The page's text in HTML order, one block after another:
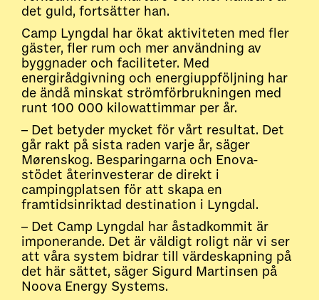
det guld, fortsätter han.
Camp Lyngdal har ökat aktiviteten med fler
gäster, fler rum och mer användning av
byggnader och faciliteter. Med
energirådgivning och energiuppföljning har
de ändå minskat strömförbrukningen med
runt 100 000 kilowattimmar per år.
– Det betyder mycket för vårt resultat. Det
går rakt på sista raden varje år, säger
Mørenskog. Besparingarna och Enova-
stödet återinvesterar de direkt i
campingplatsen för att skapa en
framtidsinriktad destination i Lyngdal.
– Det Camp Lyngdal har åstadkommit är
imponerande. Det är väldigt roligt när vi ser
att våra system bidrar till värdeskapning på
det här sättet, säger Sigurd Martinsen på
Noova Energy Systems.